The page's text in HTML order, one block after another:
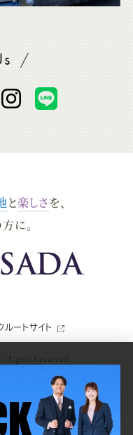
をフォロー
オ
ー
ス
ツ
SADA
の
ス
ツ
SADA
の
と楽しさ を、
に。
ルートサイト
Rights Reserved.